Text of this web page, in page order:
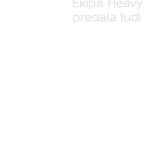
Ekipa
predala tudi